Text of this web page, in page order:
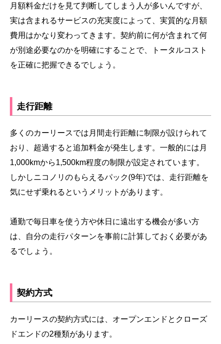
月額料金だけを見て判断してしまう人が多いんですが、
実は含まれるサービスの充実度によって、実質的な月額
費用はかなり変わってきます。契約前に何が含まれて何
が別途必要なのかを明確にすることで、トータルコスト
を正確に把握できるでしょう。
走行距離
多くのカーリースでは月間走行距離に制限が設けられて
おり、超過すると追加料金が発生します。一般的には月
1,000kmから1,500km程度の制限が設定されています。
しかしニコノリのもらえるパック(9年)では、走行距離を
気にせず乗れるというメリットがあります。
通勤で毎日車を使う方や休日に遠出する機会が多い方
は、自分の走行パターンを事前に計算しておく必要があ
るでしょう。
契約方式
カーリースの契約方式には、オープンエンドとクローズ
ドエンドの2種類があります。